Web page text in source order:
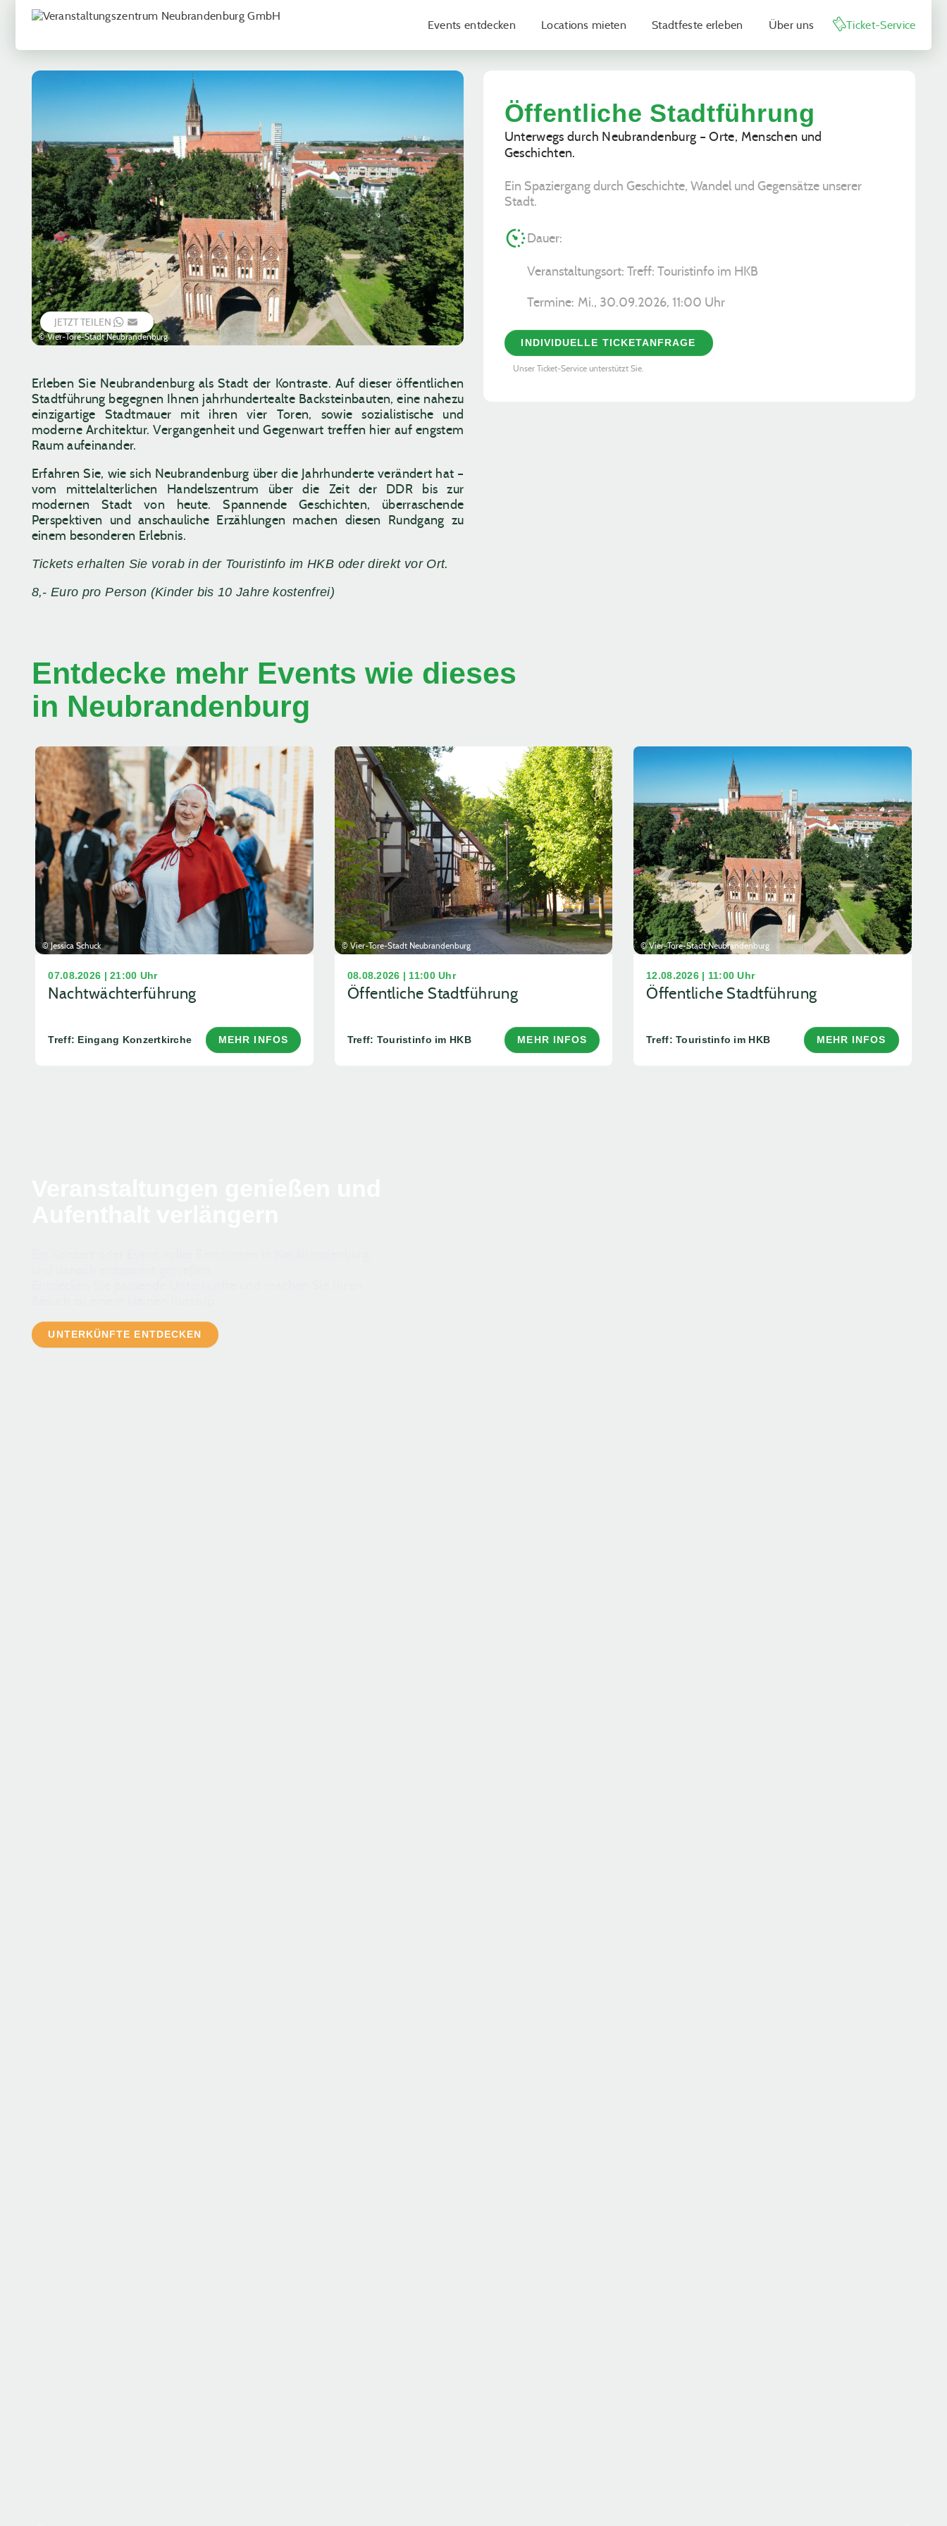
Events entdecken Locations mieten Stadtfeste erleben Über uns Ticket-Service
© Vier-Tore-Stadt Neubrandenburg
JETZT TEILEN WHATSAPP
EMAIL
Erleben Sie Neubrandenburg als Stadt der Kontraste. Auf dieser öffentlichen
Stadtführung begegnen Ihnen jahrhundertealte Backsteinbauten, eine nahezu
einzigartige Stadtmauer mit ihren vier Toren, sowie sozialistische und
moderne Architektur. Vergangenheit und Gegenwart treffen hier auf engstem
Raum aufeinander.
Erfahren Sie, wie sich Neubrandenburg über die Jahrhunderte verändert hat –
vom mittelalterlichen Handelszentrum über die Zeit der DDR bis zur
modernen Stadt von heute. Spannende Geschichten, überraschende
Perspektiven und anschauliche Erzählungen machen diesen Rundgang zu
einem besonderen Erlebnis.
Tickets erhalten Sie vorab in der Touristinfo im HKB oder direkt vor Ort.
8,- Euro pro Person (Kinder bis 10 Jahre kostenfrei)
Öffentliche Stadtführung
Unterwegs durch Neubrandenburg – Orte, Menschen und
Geschichten.
Ein Spaziergang durch Geschichte, Wandel und Gegensätze unserer
Stadt.
Dauer:
Veranstaltungsort: Treff: Touristinfo im HKB
Termine: Mi., 30.09.2026, ­11:00 Uhr
INDIVIDUELLE TICKETANFRAGE
Unser Ticket-Service unterstützt Sie.
Entdecke mehr Events wie dieses
in Neubrandenburg
© Jessica Schuck
07.08.2026 | 21:00 Uhr
Nachtwächterführung
Treff: Eingang Konzertkirche MEHR INFOS
© Vier-Tore-Stadt Neubrandenburg
08.08.2026 | 11:00 Uhr
Öffentliche Stadtführung
Treff: Touristinfo im HKB MEHR INFOS
© Vier-Tore-Stadt Neubrandenburg
12.08.2026 | 11:00 Uhr
Öffentliche Stadtführung
Treff: Touristinfo im HKB MEHR INFOS
UNTERKÜNFTE ENTDECKEN